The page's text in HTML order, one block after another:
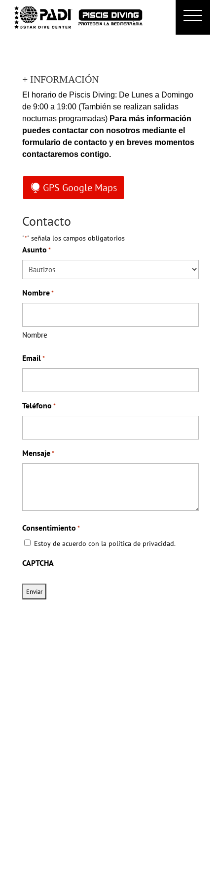
+ INFORMACIÓN
El horario de Piscis Diving: De Lunes a Domingo
de 9:00 a 19:00 (También se realizan salidas
nocturnas programadas) Para más información
puedes contactar con nosotros mediante el
formulario de contacto y en breves momentos
contactaremos contigo.
GPS Google Maps
Contacto
"*" señala los campos obligatorios
Asunto *
Nombre*
Nombre
Email*
Teléfono *
Mensaje*
Consentimiento *
Estoy de acuerdo con la política de privacidad.
CAPTCHA